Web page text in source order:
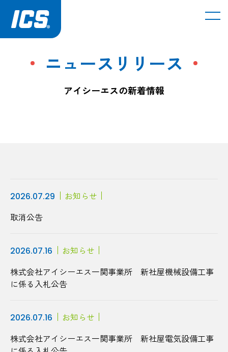
メ
ニュースリリース
アイシーエスの新着情報
2026.07.29
お知らせ
取消公告
2026.07.16
お知らせ
株式会社アイシーエス一関事業所 新社屋機械設備工事
に係る入札公告
2026.07.16
お知らせ
株式会社アイシーエス一関事業所 新社屋電気設備工事